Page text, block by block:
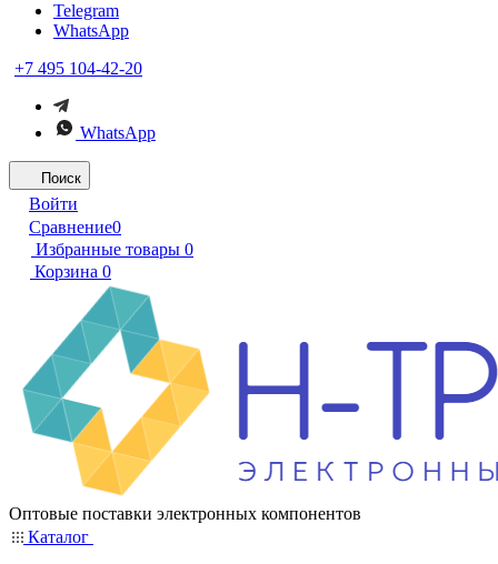
Telegram
WhatsApp
+7 495 104-42-20
WhatsApp
Поиск
Войти
Сравнение0
Избранные товары 0
Корзина 0
Оптовые поставки электронных компонентов
Каталог